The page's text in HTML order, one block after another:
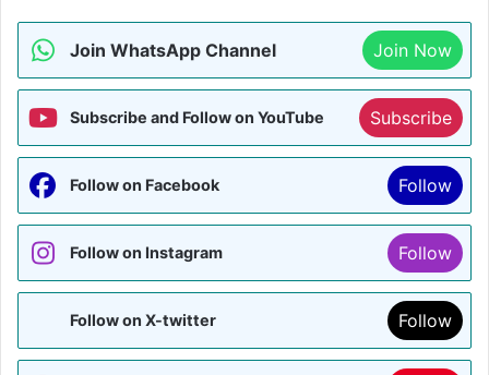
Join WhatsApp Channel Join Now
Subscribe and Follow on YouTube Subscribe
Follow on Facebook Follow
Follow on Instagram Follow
Follow on X-twitter Follow